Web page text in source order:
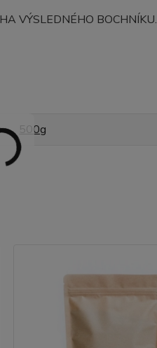
VÝSLEDNÉHO BOCHNÍKU.
500g